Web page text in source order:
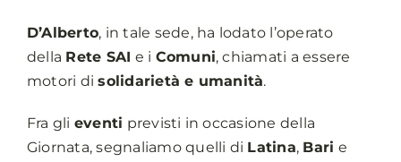
D’Alberto, in tale sede, ha lodato l’operato
della Rete SAI e i Comuni, chiamati a essere
motori disolidarietà e umanità.
Fra gli eventi previsti in occasione della
Giornata, segnaliamo quelli di Latina, Bari e